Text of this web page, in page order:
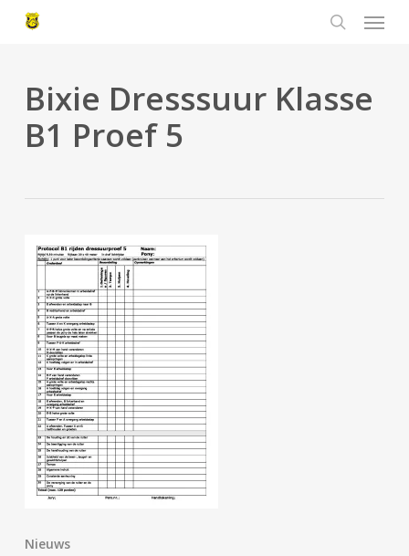
Menu
Bixie Dresssuur Klasse
B1 Proef 5
Nieuws